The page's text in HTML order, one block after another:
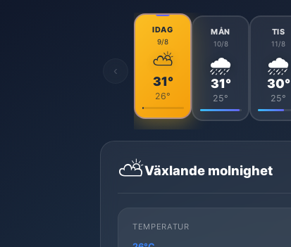
‹
IDAG
9/8
⛅
31°
26°
MÅN
10/8
🌧️
31°
25°
TIS
11/8
🌧️
30°
25°
⛅Växlande molnighet
TEMPERATUR